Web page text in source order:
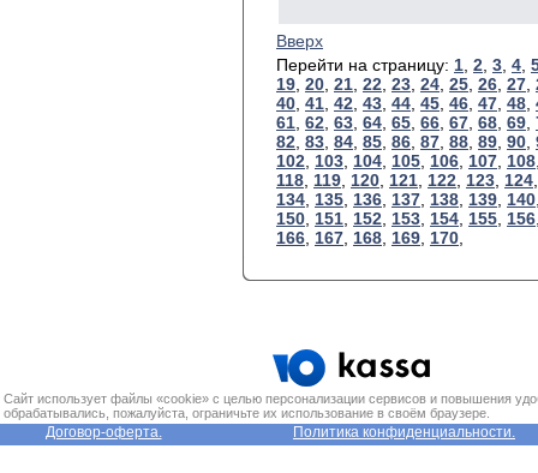
Вверх
Перейти на страницу: 1 2 3 4
19 20 21 22 23 24 25 26 27
40 41 42 43 44 45 46 47 48
61 62 63 64 65 66 67 68 69
82 83 84 85 86 87 88 89 90
102 103 104 105 106 107 108
118 119 120 121 122 123 124
134 135 136 137 138 139 140
150 151 152 153 154 155 156
166 167 168 169 170
Сайт использует файлы «cookie» с целью персонализации сервисов и повышения
обрабатывались, пожалуйста, ограничьте их использование в своём браузере.
Договор-оферта. Политика конфиденциальности.